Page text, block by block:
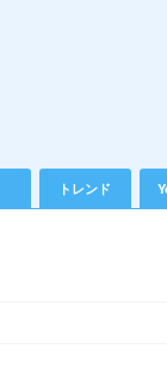
トレンド